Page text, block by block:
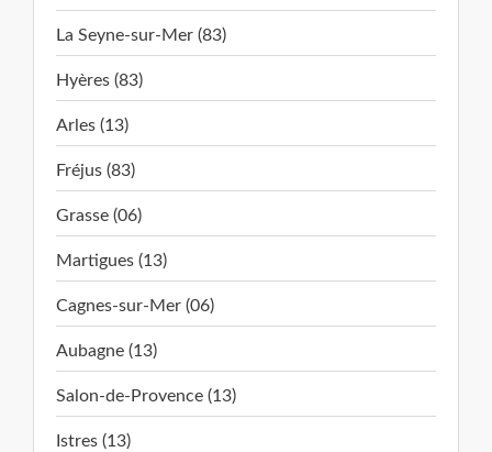
La Seyne-sur-Mer (83)
Hyères (83)
Arles (13)
Fréjus (83)
Grasse (06)
Martigues (13)
Cagnes-sur-Mer (06)
Aubagne (13)
Salon-de-Provence (13)
Istres (13)